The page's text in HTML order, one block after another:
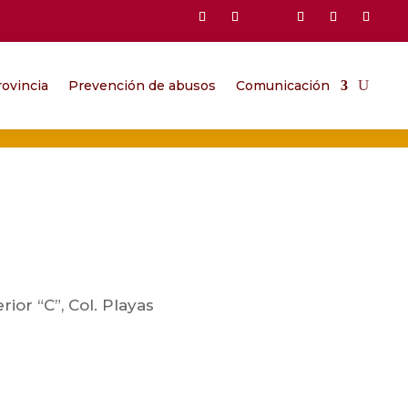
Prevención de abusos Comunicación
“C”, Col. Playas